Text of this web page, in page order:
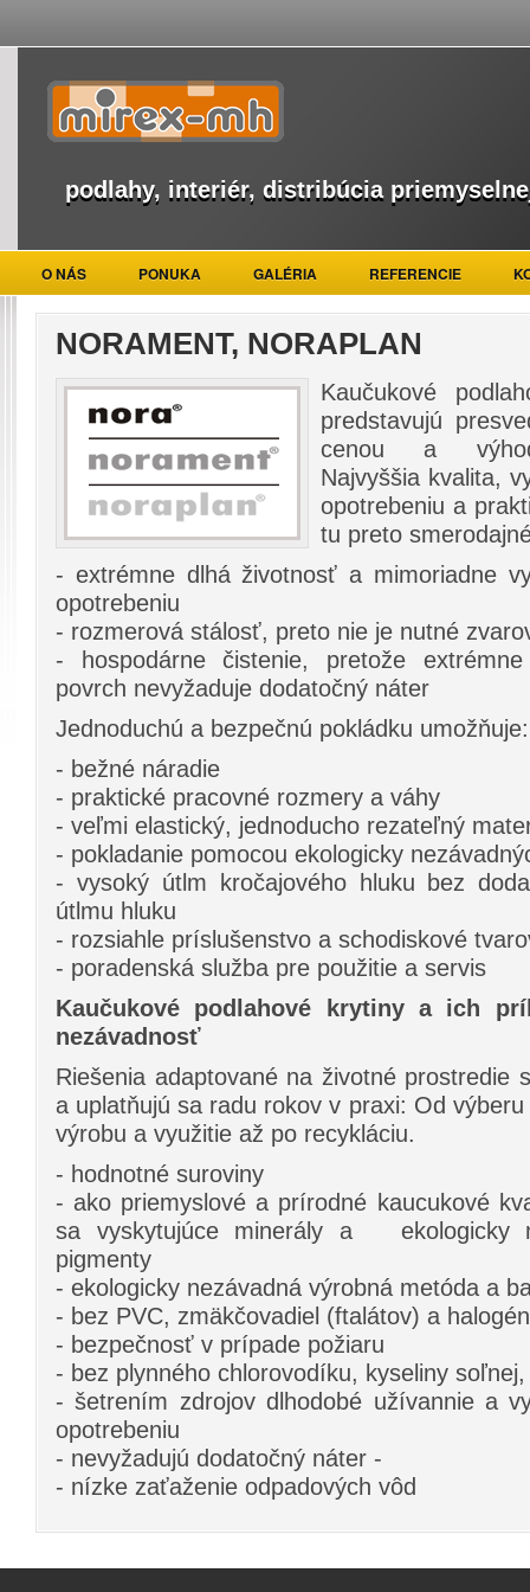
podlahy, interiér, distribúcia
O NÁS PONUKA GALÉRIA REFERENCIE
NORAMENT, NORAPLAN
Kaučukové
predstavujú
cenou a
Najvyššia kvalita,
opotrebeniu a
tu preto
- extrémne dlhá životnosť a mimoriadne
opotrebeniu
- rozmerová stálosť, preto nie je nutné
- hospodárne čistenie, pretože
povrch nevyžaduje dodatočný náter
Jednoduchú a bezpečnú pokládku umožňuje:
- bežné náradie
- praktické pracovné rozmery a váhy
- veľmi elastický, jednoducho rezateľný
- pokladanie pomocou ekologicky
- vysoký útlm kročajového hluku bez
útlmu hluku
- rozsiahle príslušenstvo a schodiskové
- poradenská služba pre použitie a servis
Kaučukové podlahové krytiny a ich
nezávadnosť
Riešenia adaptované na životné prostredie
a uplatňujú sa radu rokov v praxi: Od
výrobu a využitie až po recykláciu.
- hodnotné suroviny
- ako priemyslové a prírodné kaucukové
sa vyskytujúce minerály a ekologicky
pigmenty
- ekologicky nezávadná výrobná metóda a
- bez PVC, zmäkčovadiel (ftalátov) a
- bezpečnosť v prípade požiaru
- bez plynného chlorovodíku, kyseliny
- šetrením zdrojov dlhodobé užívannie a
opotrebeniu
- nevyžadujú dodatočný náter -
- nízke zaťaženie odpadových vôd